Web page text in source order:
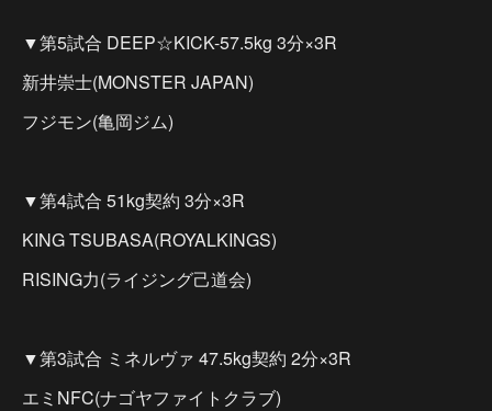
▼第5試合 DEEP☆KICK-57.5kg 3分×3R
新井崇士(MONSTER JAPAN)
フジモン(亀岡ジム)
▼第4試合 51kg契約 3分×3R
KING TSUBASA(ROYALKINGS)
RISING力(ライジング己道会)
▼第3試合 ミネルヴァ 47.5kg契約 2分×3R
エミNFC(ナゴヤファイトクラブ)